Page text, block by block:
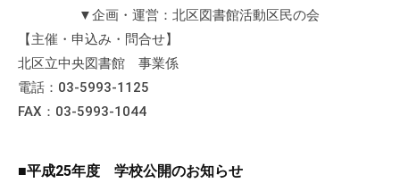
て
い
ま
す
所
▼企画・運営：北区図書館活動区民の会
【主催・申込み・問合せ】
北区立中央図書館 事業係
電話：03-5993-1125
FAX：03-5993-1044
■平成25年度 学校公開のお知らせ